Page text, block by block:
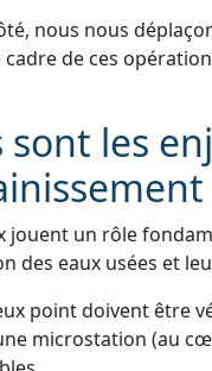
nous nous
cadre de ces
sont les
jouent un rôle
des eaux usées et
point doivent être
microstation (au